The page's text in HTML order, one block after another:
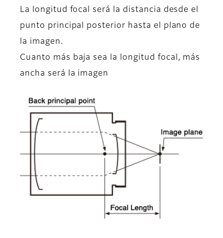
La longitud focal será la distancia desde el
punto principal posterior hasta el plano de
la imagen.
Cuanto más baja sea la longitud focal, más
ancha será la imagen